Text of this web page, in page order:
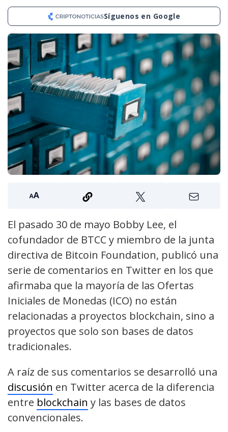
Síguenos en Google
El pasado 30 de mayo Bobby Lee, el
cofundador de BTCC y miembro de la junta
directiva de Bitcoin Foundation, publicó una
serie de comentarios en Twitter en los que
afirmaba que la mayoría de las Ofertas
Iniciales de Monedas (ICO) no están
relacionadas a proyectos blockchain, sino a
proyectos que solo son bases de datos
tradicionales.
A raíz de sus comentarios se desarrolló una
discusión en Twitter acerca de la diferencia
entre blockchain y las bases de datos
convencionales.